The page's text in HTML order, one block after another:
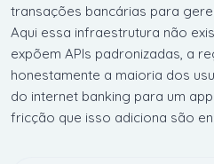
transações bancárias para
Aqui essa infraestrutura não
expõem APIs padronizadas, a
honestamente a maioria dos
do internet banking para um
fricção que isso adiciona são